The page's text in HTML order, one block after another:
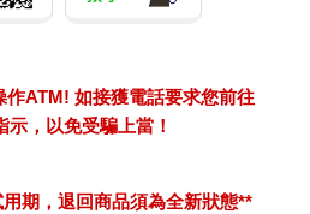
ATM! 如接獲電話要求您前往
，以免受騙上當！
期，退回商品須為全新狀態**